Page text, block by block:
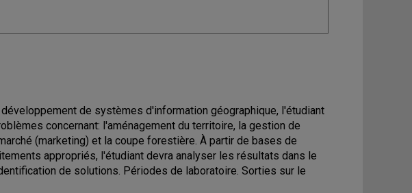
de systèmes d'information géographique, l'étudiant
concernant: l'aménagement du territoire, la gestion de
(marketing) et la coupe forestière. À partir de bases de
appropriés, l'étudiant devra analyser les résultats dans le
de solutions. Périodes de laboratoire. Sorties sur le